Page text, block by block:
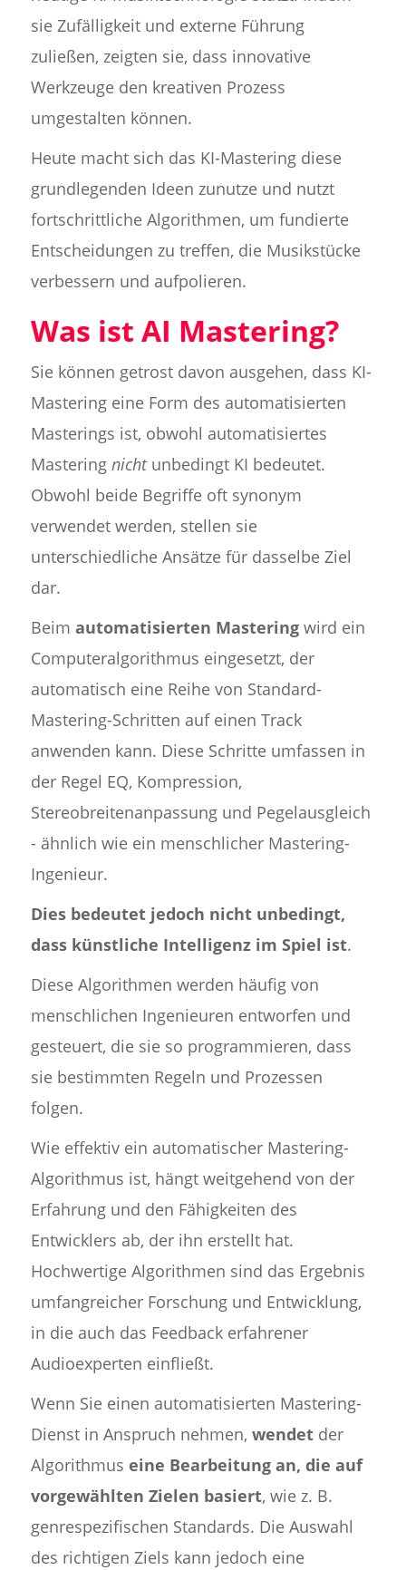
sie Zufälligkeit und externe Führung
zuließen, zeigten sie, dass innovative
Werkzeuge den kreativen Prozess
umgestalten können.
Heute macht sich das KI-Mastering diese
grundlegenden Ideen zunutze und nutzt
fortschrittliche Algorithmen, um fundierte
Entscheidungen zu treffen, die Musikstücke
verbessern und aufpolieren.
Was ist AI Mastering?
Sie können getrost davon ausgehen, dass KI-
Mastering eine Form des automatisierten
Masterings ist, obwohl automatisiertes
Mastering nichtunbedingt KI bedeutet.
Obwohl beide Begriffe oft synonym
verwendet werden, stellen sie
unterschiedliche Ansätze für dasselbe Ziel
dar.
Beim automatisierten Masteringwird ein
Computeralgorithmus eingesetzt, der
automatisch eine Reihe von Standard-
Mastering-Schritten auf einen Track
anwenden kann. Diese Schritte umfassen in
der Regel EQ, Kompression,
Stereobreitenanpassung und Pegelausgleich
- ähnlich wie ein menschlicher Mastering-
Ingenieur.
Dies bedeutet jedoch nicht unbedingt,
dass künstliche Intelligenz im Spiel ist.
Diese Algorithmen werden häufig von
menschlichen Ingenieuren entworfen und
gesteuert, die sie so programmieren, dass
sie bestimmten Regeln und Prozessen
folgen.
Wie effektiv ein automatischer Mastering-
Algorithmus ist, hängt weitgehend von der
Erfahrung und den Fähigkeiten des
Entwicklers ab, der ihn erstellt hat.
Hochwertige Algorithmen sind das Ergebnis
umfangreicher Forschung und Entwicklung,
in die auch das Feedback erfahrener
Audioexperten einfließt.
Wenn Sie einen automatisierten Mastering-
Dienst in Anspruch nehmen, wendetder
Algorithmus eine Bearbeitung an, die auf
vorgewählten Zielen basiert, wie z. B.
genrespezifischen Standards. Die Auswahl
des richtigen Ziels kann jedoch eine